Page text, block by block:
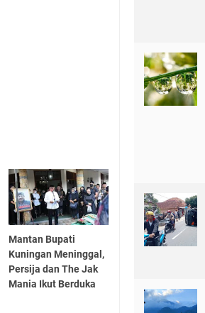
Mantan Bupati
Kuningan Meninggal,
Persija dan The Jak
Mania Ikut Berduka